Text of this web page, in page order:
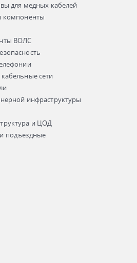
для медных кабелей
компоненты
ВОЛС
сети
инфраструктуры
и ЦОД
подъездные